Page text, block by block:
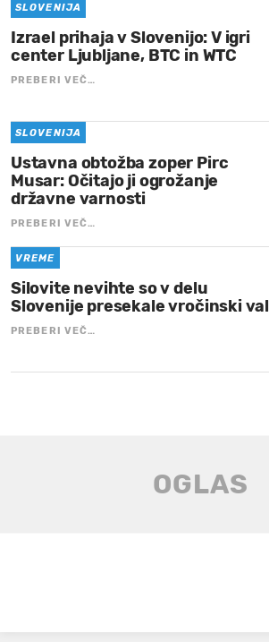
SLOVENIJA
Izrael prihaja v Slovenijo: V igri
center Ljubljane, BTC in WTC
PREBERI VEČ…
SLOVENIJA
Ustavna obtožba zoper Pirc
Musar: Očitajo ji ogrožanje
državne varnosti
PREBERI VEČ…
VREME
Silovite nevihte so v delu
Slovenije presekale vročinski val
PREBERI VEČ…